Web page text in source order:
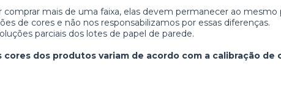
comprar mais de uma faixa, elas devem permanecer ao mesmo
de cores e não nos responsabilizamos por essas diferenças.
parciais dos lotes de papel de parede.
cores dos produtos variam de acordo com a calibração de